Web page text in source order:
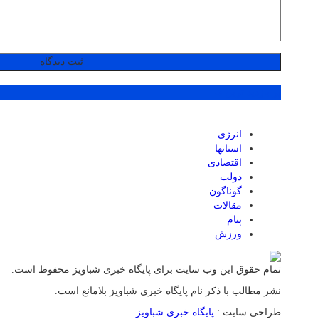
انرژی
استانها
اقتصادی
دولت
گوناگون
مقالات
پیام
ورزش
تمام حقوق این وب سایت برای پایگاه خبری شباویز محفوظ است.
نشر مطالب با ذکر نام پایگاه خبری شباویز بلامانع است.
طراحی سایت : پایگاه خبری شباویز